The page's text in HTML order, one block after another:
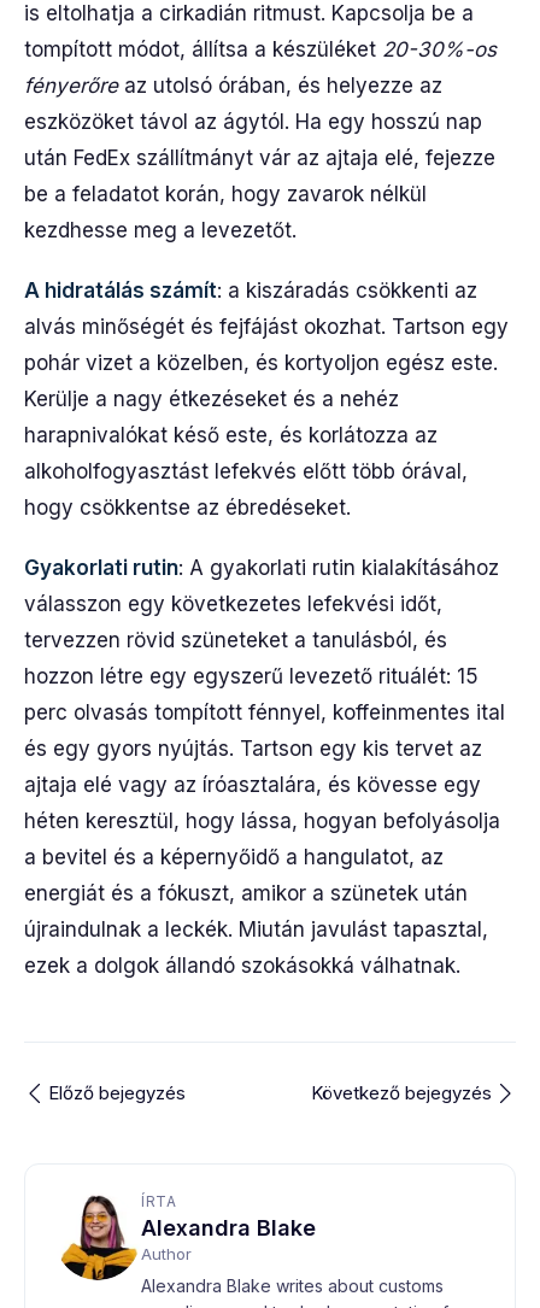
is eltolhatja a cirkadián ritmust. Kapcsolja be a
tompított módot, állítsa a készüléket 20-30%-os
fényerőreaz utolsó órában, és helyezze az
eszközöket távol az ágytól. Ha egy hosszú nap
után FedEx szállítmányt vár az ajtaja elé, fejezze
be a feladatot korán, hogy zavarok nélkül
kezdhesse meg a levezetőt.
A hidratálás számít: a kiszáradás csökkenti az
alvás minőségét és fejfájást okozhat. Tartson egy
pohár vizet a közelben, és kortyoljon egész este.
Kerülje a nagy étkezéseket és a nehéz
harapnivalókat késő este, és korlátozza az
alkoholfogyasztást lefekvés előtt több órával,
hogy csökkentse az ébredéseket.
Gyakorlati rutin: A gyakorlati rutin kialakításához
válasszon egy következetes lefekvési időt,
tervezzen rövid szüneteket a tanulásból, és
hozzon létre egy egyszerű levezető rituálét: 15
perc olvasás tompított fénnyel, koffeinmentes ital
és egy gyors nyújtás. Tartson egy kis tervet az
ajtaja elé vagy az íróasztalára, és kövesse egy
héten keresztül, hogy lássa, hogyan befolyásolja
a bevitel és a képernyőidő a hangulatot, az
energiát és a fókuszt, amikor a szünetek után
újraindulnak a leckék. Miután javulást tapasztal,
ezek a dolgok állandó szokásokká válhatnak.
Előző bejegyzés Következő bejegyzés
ÍRTA
Alexandra Blake
Author
Alexandra Blake writes about customs